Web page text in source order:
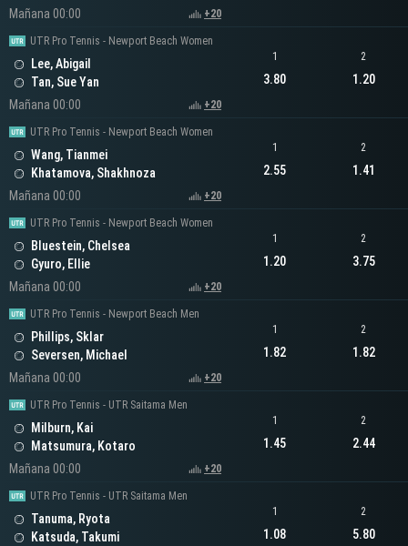
Mañana 00:00
+20
UTR Pro Tennis - Newport Beach Women
Lee, Abigail
Tan, Sue Yan
Mañana 00:00
+20
1
3.80
2
1.20
UTR Pro Tennis - Newport Beach Women
Wang, Tianmei
Khatamova, Shakhnoza
Mañana 00:00
+20
1
2.55
2
1.41
UTR Pro Tennis - Newport Beach Women
Bluestein, Chelsea
Gyuro, Ellie
Mañana 00:00
+20
1
1.20
2
3.75
UTR Pro Tennis - Newport Beach Men
Phillips, Sklar
Seversen, Michael
Mañana 00:00
+20
1
1.82
2
1.82
UTR Pro Tennis - UTR Saitama Men
Milburn, Kai
Matsumura, Kotaro
Mañana 00:00
+20
1
1.45
2
2.44
UTR Pro Tennis - UTR Saitama Men
Tanuma, Ryota
Katsuda, Takumi
1
1.08
2
5.80